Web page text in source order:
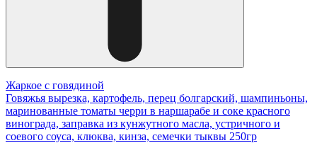
Жаркое с говядиной
Говяжья вырезка, картофель, перец болгарский, шампиньоны,
маринованные томаты черри в наршарабе и соке красного
винограда, заправка из кунжутного масла, устричного и
соевого соуса, клюква, кинза, семечки тыквы 250гр